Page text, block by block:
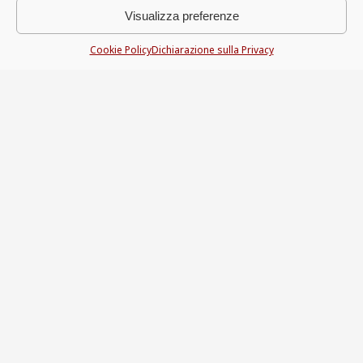
Visualizza preferenze
Cookie PolicyDichiarazione sulla Privacy